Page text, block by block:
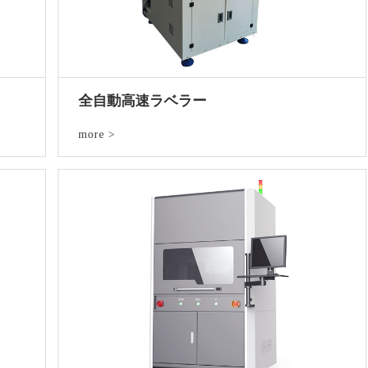
全自動高速ラベラー
more >